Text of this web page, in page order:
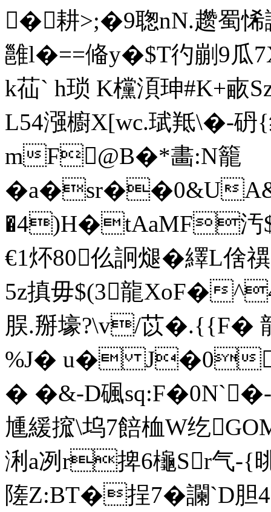
�耕>;�9聦nN.趱蜀
雝l�==偹y�$T彴剻9
k苮` h琐 K欓湏珅#K+
L54漒櫥X[wc.珷羝\�-砃{
mF@B�*畵:N籠
�a�sr��0&U
�4)H�tAaMF汚
€1炋80仫詗煺�繹L倽
5z搷毋$(3龍XoF�
脵.掰壕?\v/苡�
%J� u� J�0虼鵷
� �&-D碸sq:F�0N`�-I
尰緩搲\坞7餢桖W纥
浰a冽r捭6櫷Sr气-{
隓Z:BT�挰7�讕`D